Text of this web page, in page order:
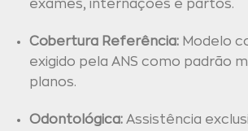
exames, internações e partos.
Cobertura Referência:Modelo
exigido pela ANS como padrão
planos.
Odontológica:Assistência